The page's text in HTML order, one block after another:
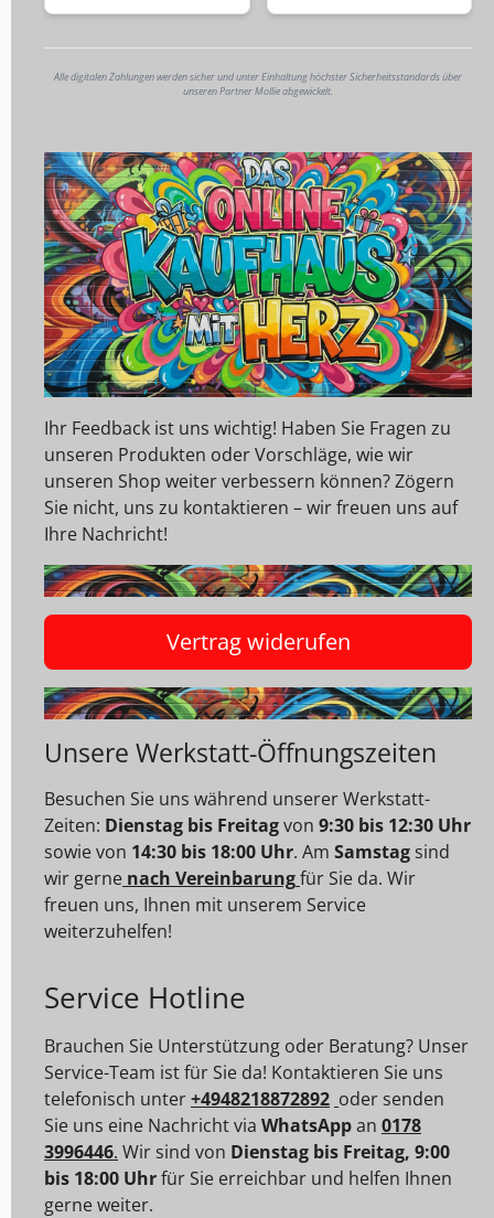
Alle digitalen Zahlungen werden sicher und unter Einhaltung höchster Sicherheitsstandards über
unseren Partner Mollie abgewickelt.
Ihr Feedback ist uns wichtig! Haben Sie Fragen zu
unseren Produkten oder Vorschläge, wie wir
unseren Shop weiter verbessern können? Zögern
Sie nicht, uns zu kontaktieren – wir freuen uns auf
Ihre Nachricht!
Vertrag widerufen
Unsere Werkstatt-Öffnungszeiten
Besuchen Sie uns während unserer Werkstatt-
Zeiten: Dienstag bis Freitagvon 9:30 bis 12:30 Uhr
sowie von 14:30 bis 18:00 Uhr. Am Samstag sind
wir gerne nach Vereinbarungfür Sie da. Wir
freuen uns, Ihnen mit unserem Service
weiterzuhelfen!
Service Hotline
Brauchen Sie Unterstützung oder Beratung? Unser
Service-Team ist für Sie da! Kontaktieren Sie uns
telefonisch unter+4948218872892 oder senden
Sie uns eine Nachricht via WhatsAppan 0178
3996446. Wir sind von Dienstag bis Freitag, 9:00
bis 18:00 Uhrfür Sie erreichbar und helfen Ihnen
gerne weiter.